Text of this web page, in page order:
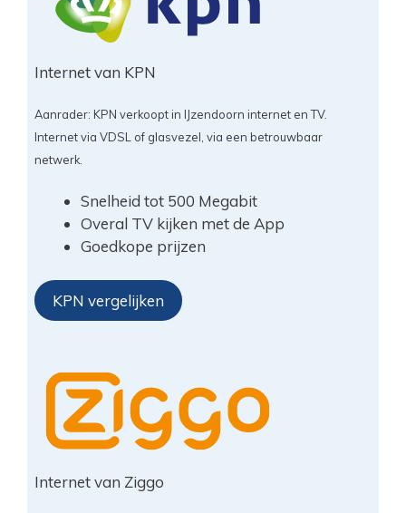
Internet van KPN
Aanrader: KPN verkoopt in IJzendoorn internet en TV.
Internet via VDSL of glasvezel, via een betrouwbaar
netwerk.
Snelheid tot 500 Megabit
Overal TV kijken met de App
Goedkope prijzen
KPN vergelijken
Internet van Ziggo